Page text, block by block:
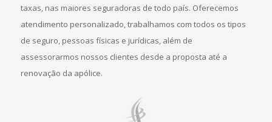
taxas, nas maiores seguradoras de todo país. Oferecemos
atendimento personalizado, trabalhamos com todos os tipos
de seguro, pessoas físicas e jurídicas, além de
assessorarmos nossos clientes desde a proposta até a
renovação da apólice.